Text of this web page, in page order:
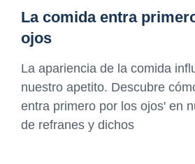
La comida entra
ojos
La apariencia de la comida
nuestro apetito. Descubre
entra primero por los ojos' en
de refranes y dichos